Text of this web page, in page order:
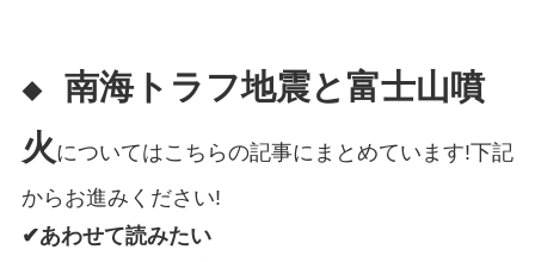
◆ 南海トラフ地震と富士山噴
火 についてはこちらの記事にまとめています!下記
からお進みください!
✔あわせて読みたい